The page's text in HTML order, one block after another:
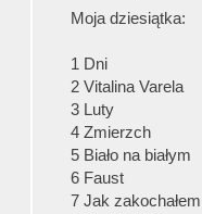
Moja dziesiątka:
1 Dni
2 Vitalina Varela
3 Luty
4 Zmierzch
5 Biało na białym
6 Faust
7 Jak